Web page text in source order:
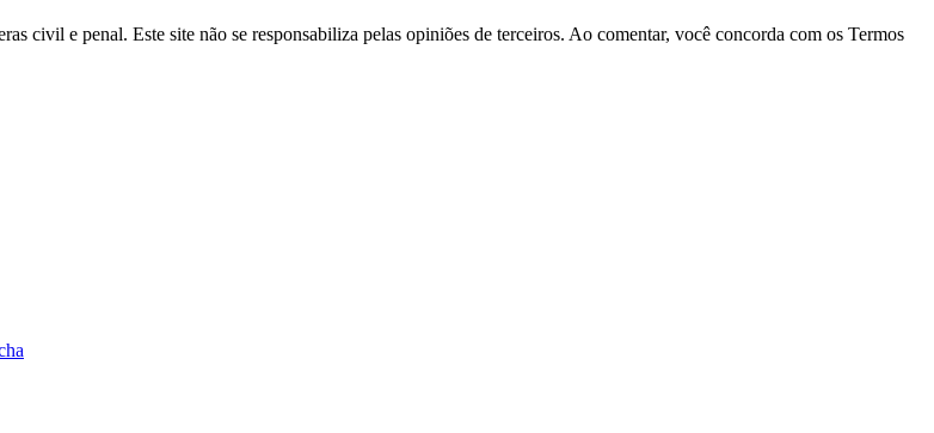
civil e penal. Este site não se responsabiliza pelas opiniões de terceiros. Ao comentar, você concorda com os Termos